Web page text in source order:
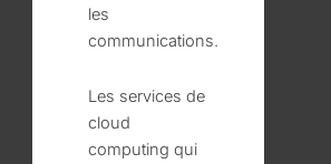
les
communications.
Les services de
cloud
computing qui